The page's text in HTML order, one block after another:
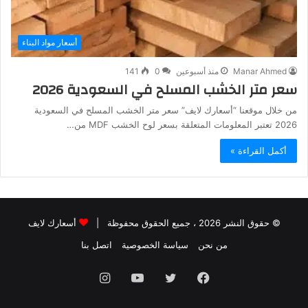
أسعار مواد البناء
Manar Ahmed منذ أسبوعين 0
141
سعر متر الخشب المسلح في السعودية 2026
من خلال موقعنا “أسعارك لايف” سعر متر الخشب المسلح في السعودية
2026 تعتبر المعلومات المتعلقة بسعر لوح الخشب MDF من…
أكمل القراءة »
© حقوق النشر 2026 ، جميع الحقوق محفوظة |
أسعارك لايف
من نحن
سياسة الخصوصية اتصل بنا
فيسبوك تويتر يوتيوبانستقرام